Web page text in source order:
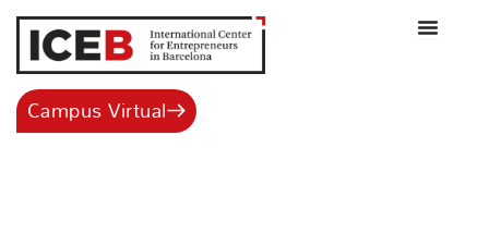
contenido
Campus Virtual